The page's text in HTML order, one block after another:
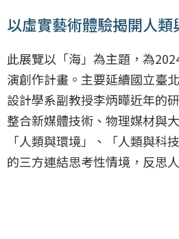
以虛實藝術體驗揭開人類
此展覽以「海」為主題，為
演創作計畫。主要延續國立臺
設計學系副教授李炳曄近年的
整合新媒體技術、物理媒材與
「人類與環境」、「人類與科
的三方連結思考性情境，反思